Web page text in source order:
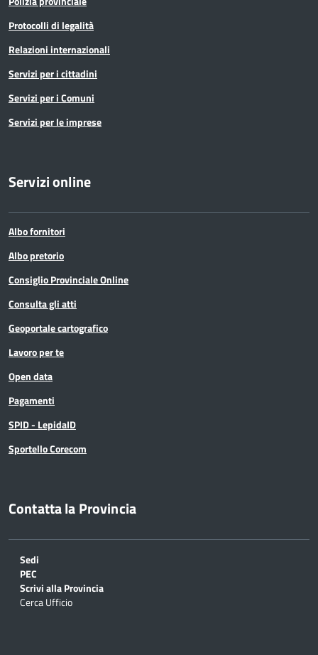
Protocolli di legalità
Relazioni internazionali
Servizi per i cittadini
Servizi per i Comuni
Servizi per le imprese
Servizi online
Albo fornitori
Albo pretorio
Consiglio Provinciale Online
Consulta gli atti
Geoportale cartografico
Lavoro per te
Open data
Pagamenti
SPID - LepidaID
Sportello Corecom
Contatta la Provincia
Sedi
PEC
Scrivi alla Provincia
Cerca Ufficio